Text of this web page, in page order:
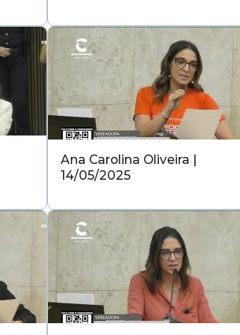
Ana Carolina Oliveira |
14/05/2025